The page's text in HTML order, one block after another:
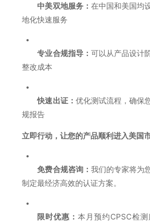
中美双地服务： 在中国和美国均
地化快速服务
专业合规指导： 可以从产品设计
整改成本
快速出证： 优化测试流程，确保
规报告
立即行动，让您的产品顺利进入美国
免费合规咨询： 我们的专家将为
制定最经济高效的认证方案。
限时优惠：本月预约CPSC检